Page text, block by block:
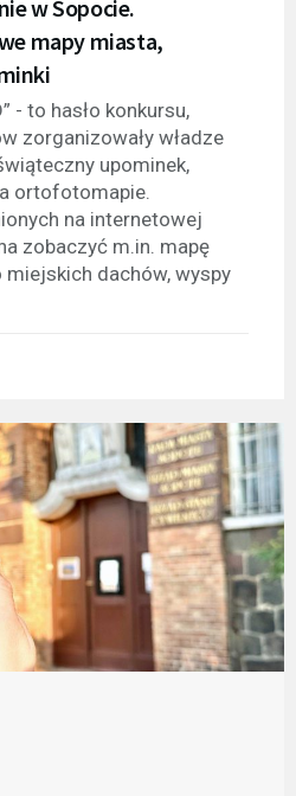
w Sopocie.
mapy miasta,
- to hasło konkursu,
zorganizowały władze
upominek,
ortofotomapie.
na internetowej
zobaczyć m.in. mapę
miejskich dachów, wyspy